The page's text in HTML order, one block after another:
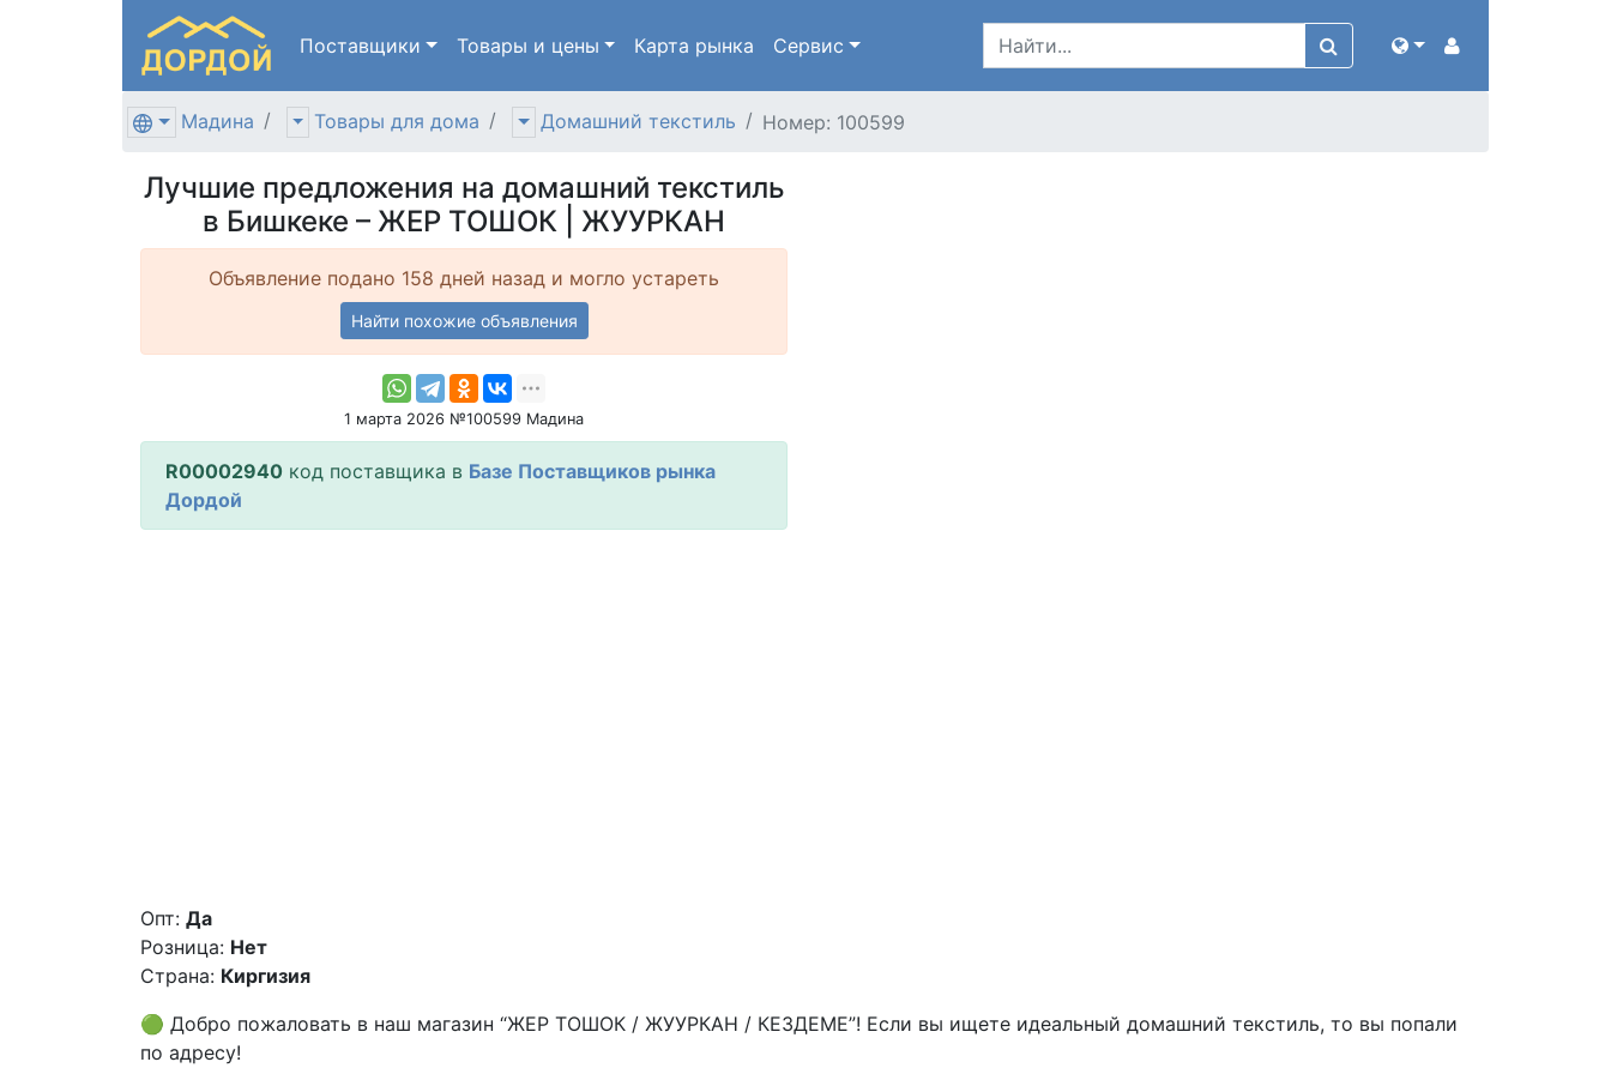
Поставщики Товары и цены Карта рынка Сервис
Мадина Товары для дома Домашний текстиль Номер: 100599
Лучшие предложения на домашний текстиль
в Бишкеке – ЖЕР ТОШОК | ЖУУРКАН
Объявление подано 158 дней назад и могло устареть
Найти похожие объявления
1 марта 2026 №100599 Мадина
R00002940 код поставщика в Базе Поставщиков рынка
Дордой
Опт: Да
Розница: Нет
Страна: Киргизия
🟢 Добро пожаловать в наш магазин “ЖЕР ТОШОК / ЖУУРКАН / КЕЗДЕМЕ”! Если вы ищете идеальный домашний текстиль, то вы попали
по адресу!